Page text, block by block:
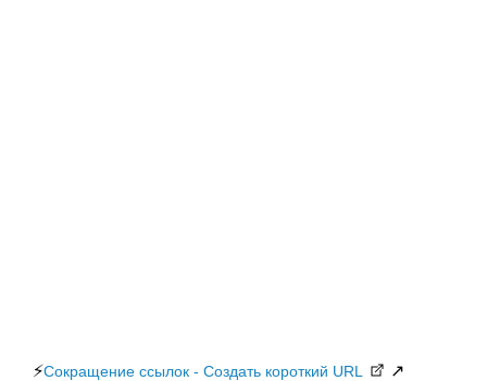
⚡Сокращение ссылок - Создать короткий URL ↗